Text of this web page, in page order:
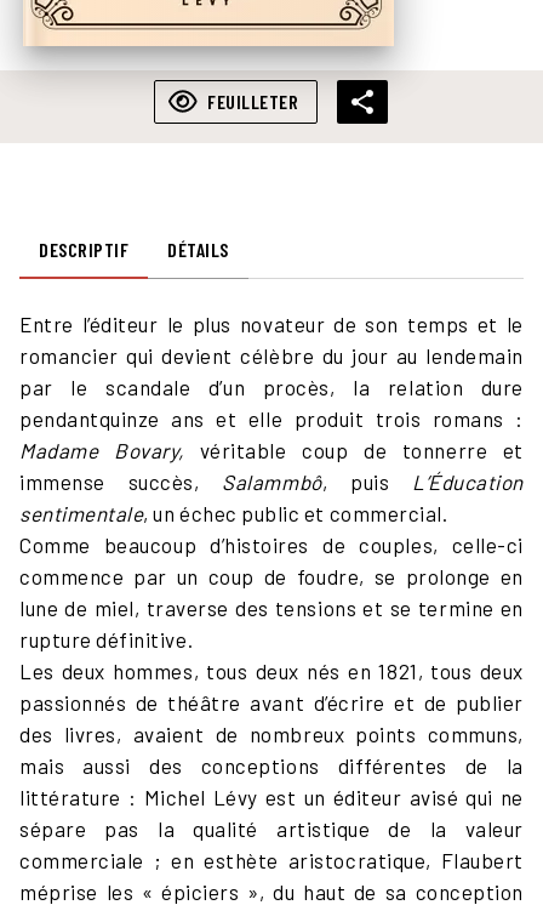
FEUILLETER
DESCRIPTIF DÉTAILS
Entre l’éditeur le plus novateur de son temps et le
romancier qui devient célèbre du jour au lendemain
par le scandale d’un procès, la relation dure
pendantquinze ans et elle produit trois romans :
Madame Bovary, véritable coup de tonnerre et
immense succès, Salammbô, puis L’Éducation
sentimentale, un échec public et commercial.
Comme beaucoup d’histoires de couples, celle-ci
commence par un coup de foudre, se prolonge en
lune de miel, traverse des tensions et se termine en
rupture définitive.
Les deux hommes, tous deux nés en 1821, tous deux
passionnés de théâtre avant d’écrire et de publier
des livres, avaient de nombreux points communs,
mais aussi des conceptions différentes de la
littérature : Michel Lévy est un éditeur avisé qui ne
sépare pas la qualité artistique de la valeur
commerciale ; en esthète aristocratique, Flaubert
méprise les « épiciers », du haut de sa conception